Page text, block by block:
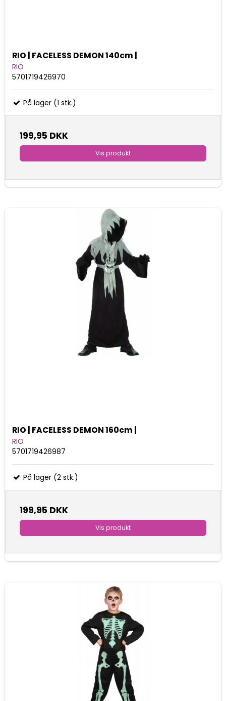
RIO | FACELESS DEMON 140cm |
RIO
5701719426970
På lager (1 stk.)
199,95 DKK
Vis produkt
RIO | FACELESS DEMON 160cm |
RIO
5701719426987
På lager (2 stk.)
199,95 DKK
Vis produkt